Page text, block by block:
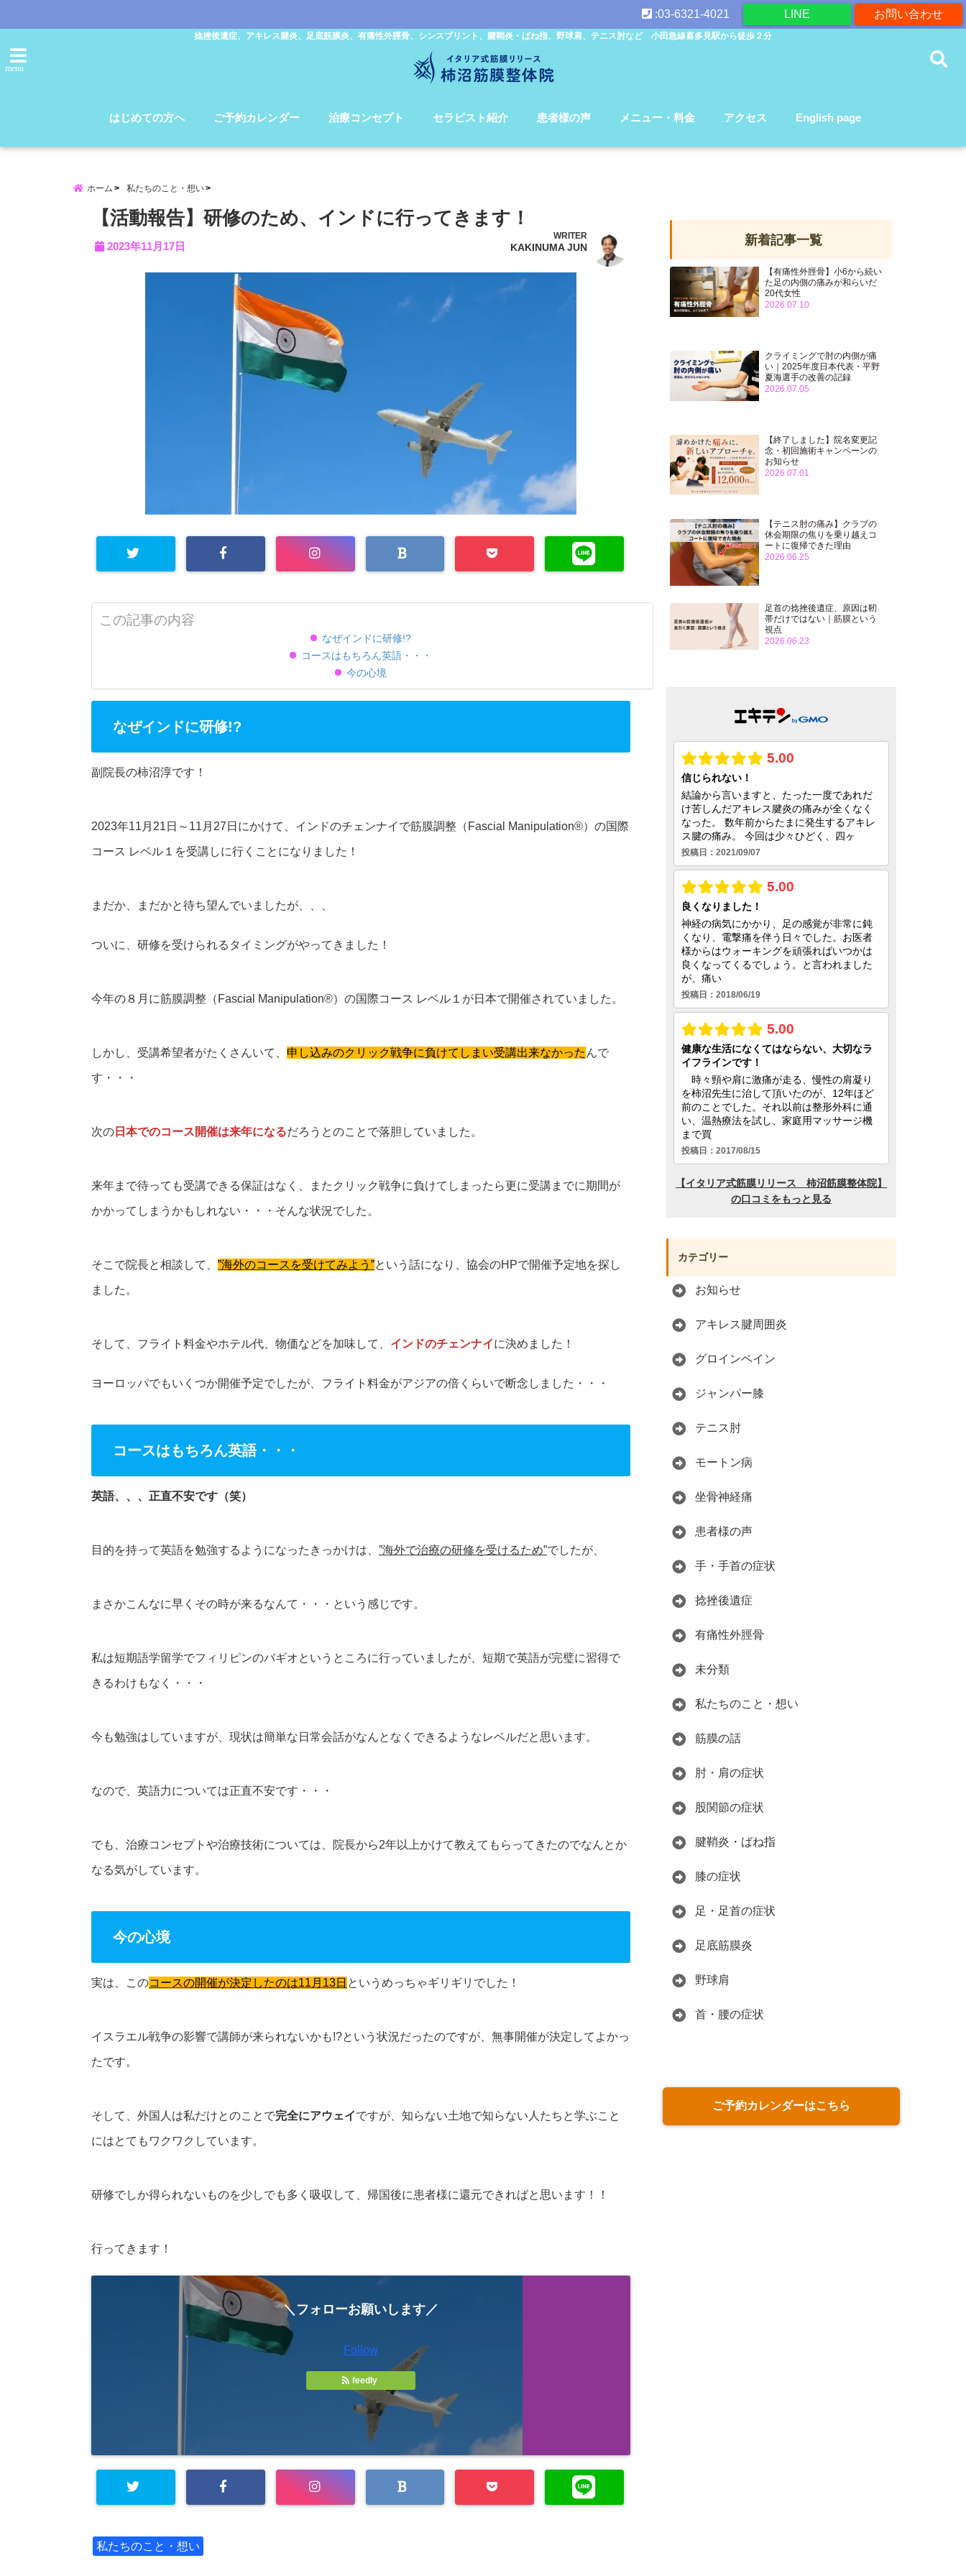
お問い合わせ
LINE
:03-6321-4021
捻挫後遺症、アキレス腱炎、足底筋膜炎、有痛性外脛骨、シンスプリント、腱鞘炎・ばね指、野球肩、テニス肘など 小田急線喜多見駅から徒歩２分
menu
はじめての方へ ご予約カレンダー 治療コンセプト セラピスト紹介 患者様の声 メニュー・料金 アクセス English page
ホーム 私たちのこと・想い
【活動報告】研修のため、インドに行ってきます！
2023年11月17日
WRITER
KAKINUMA JUN
この記事の内容
なぜインドに研修!?
コースはもちろん英語・・・
今の心境
なぜインドに研修!?
副院長の柿沼淳です！
2023年11月21日～11月27日にかけて、インドのチェンナイで筋膜調整（Fascial Manipulation®）の国際
コース レベル１を受講しに行くことになりました！
まだか、まだかと待ち望んでいましたが、、、
ついに、研修を受けられるタイミングがやってきました！
今年の８月に筋膜調整（Fascial Manipulation®）の国際コース レベル１が日本で開催されていました。
しかし、受講希望者がたくさんいて、 申し込みのクリック戦争に負けてしまい受講出来なかった んで
す・・・
次の 日本でのコース開催は来年になるだろうとのことで落胆していました。
来年まで待っても受講できる保証はなく、またクリック戦争に負けてしまったら更に受講までに期間が
かかってしまうかもしれない・・・そんな状況でした。
そこで院長と相談して、 ”海外のコースを受けてみよう”という話になり、協会のHPで開催予定地を探し
ました。
そして、フライト料金やホテル代、物価などを加味して、 インドのチェンナイに決めました！
ヨーロッパでもいくつか開催予定でしたが、フライト料金がアジアの倍くらいで断念しました・・・
コースはもちろん英語・・・
英語、、、正直不安です（笑）
目的を持って英語を勉強するようになったきっかけは、 ”海外で治療の研修を受けるため”でしたが、
まさかこんなに早くその時が来るなんて・・・という感じです。
私は短期語学留学でフィリピンのバギオというところに行っていましたが、短期で英語が完璧に習得で
きるわけもなく・・・
今も勉強はしていますが、現状は簡単な日常会話がなんとなくできるようなレベルだと思います。
なので、英語力については正直不安です・・・
でも、治療コンセプトや治療技術については、院長から2年以上かけて教えてもらってきたのでなんとか
なる気がしています。
今の心境
実は、このコースの開催が決定したのは11月13日 というめっちゃギリギリでした！
イスラエル戦争の影響で講師が来られないかも!?という状況だったのですが、無事開催が決定してよかっ
たです。
そして、外国人は私だけとのことで完全にアウェイですが、知らない土地で知らない人たちと学ぶこと
にはとてもワクワクしています。
研修でしか得られないものを少しでも多く吸収して、帰国後に患者様に還元できればと思います！！
行ってきます！
＼フォローお願いします／
Follow
feedly
私たちのこと・想い
新着記事一覧
【有痛性外脛骨】小6から続い
た足の内側の痛みが和らいだ
20代女性
2026.07.10
クライミングで肘の内側が痛
い｜2025年度日本代表・平野
夏海選手の改善の記録
2026.07.05
【終了しました】院名変更記
念・初回施術キャンペーンの
お知らせ
2026.07.01
【テニス肘の痛み】クラブの
休会期限の焦りを乗り越えコ
ートに復帰できた理由
2026.06.25
足首の捻挫後遺症、原因は靭
帯だけではない｜筋膜という
視点
2026.06.23
カテゴリー
お知らせ
アキレス腱周囲炎
グロインペイン
ジャンパー膝
テニス肘
モートン病
坐骨神経痛
患者様の声
手・手首の症状
捻挫後遺症
有痛性外脛骨
未分類
私たちのこと・想い
筋膜の話
肘・肩の症状
股関節の症状
腱鞘炎・ばね指
膝の症状
足・足首の症状
足底筋膜炎
野球肩
首・腰の症状
ご予約カレンダーはこちら